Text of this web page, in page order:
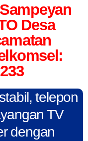
Desa
telepon
TV
dengan